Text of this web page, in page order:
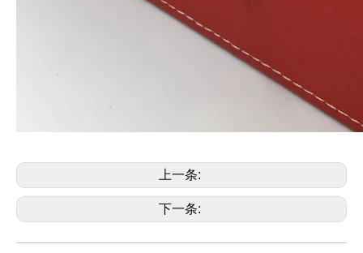
上一条:
下一条: